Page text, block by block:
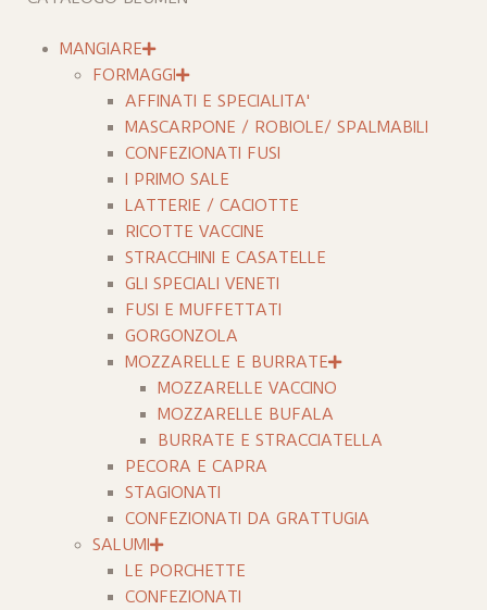
MANGIARE
FORMAGGI
AFFINATI E SPECIALITA'
MASCARPONE / ROBIOLE/ SPALMABILI
CONFEZIONATI FUSI
I PRIMO SALE
LATTERIE / CACIOTTE
RICOTTE VACCINE
STRACCHINI E CASATELLE
GLI SPECIALI VENETI
FUSI E MUFFETTATI
GORGONZOLA
MOZZARELLE E BURRATE
MOZZARELLE VACCINO
MOZZARELLE BUFALA
BURRATE E STRACCIATELLA
PECORA E CAPRA
STAGIONATI
CONFEZIONATI DA GRATTUGIA
SALUMI
LE PORCHETTE
CONFEZIONATI